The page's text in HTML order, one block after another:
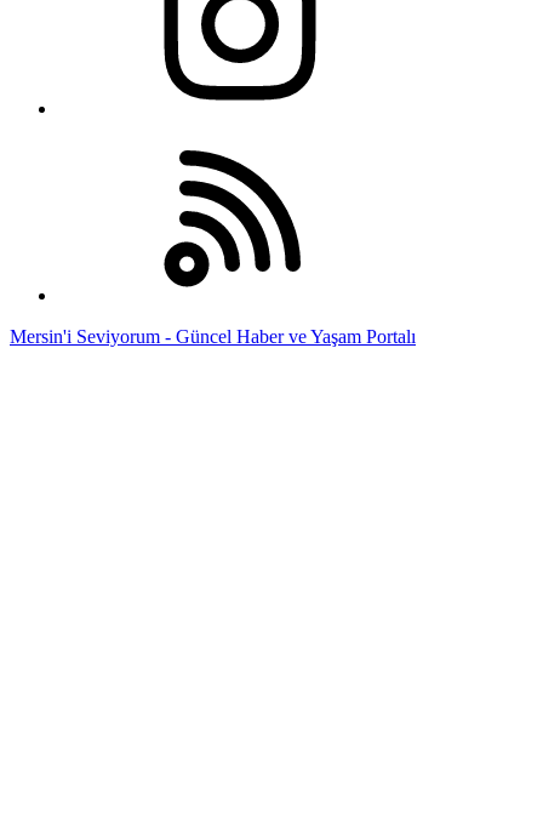
Mersin'i Seviyorum - Güncel Haber ve Yaşam Portalı